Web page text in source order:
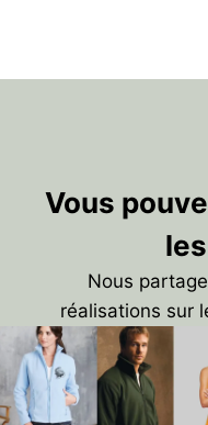
Vous
Nous
réalisations sur